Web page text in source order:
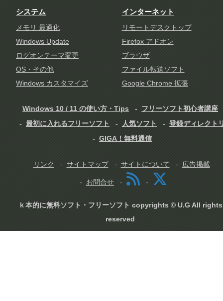
システム
メモリ 最適化
Windows Update
ログオンテーマ変更
OS・その他
Windows カスタマイズ
インターネット
リモートデスクトップ
Firefox アドオン
ブラウザ
ファイル転送ソフト
Google Chrome 拡張
Windows 10 / 11 の使い方・Tips
フリーソフト初心者講座
最初に入れるフリーソフト
人気ソフト
登録ディレクト
GIGA！無料通信
リンク サイトマップ サイトについて 広告掲載
お問合せ
ｋ本的に無料ソフト・フリーソフト copyrights © U.G All rights
reserved